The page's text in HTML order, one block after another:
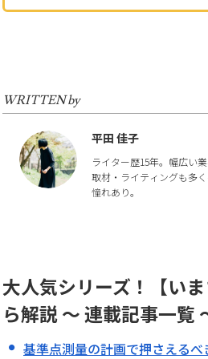
WRITTEN by
平田 佳子
ライター歴15年。幅広い
取材・ライティングも多
憧れあり。
大人気シリーズ！【い
ら解説 〜 連載記事一覧
基準点測量の計画で押さえる